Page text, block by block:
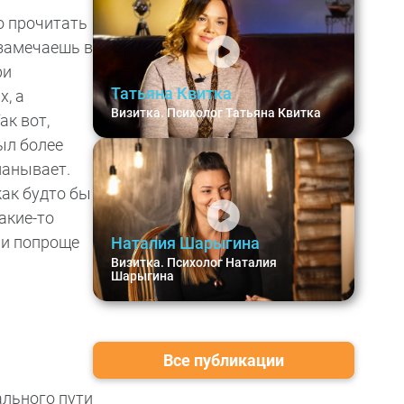
прочитать
в
а
вот,
более
будто бы
то
и попроще
пути
Татьяна Квитка
Визитка. Психолог Татьяна Квитка
Наталия Шарыгина
Визитка. Психолог Наталия
Шарыгина
Все публикации